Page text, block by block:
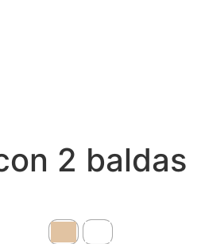
2 baldas